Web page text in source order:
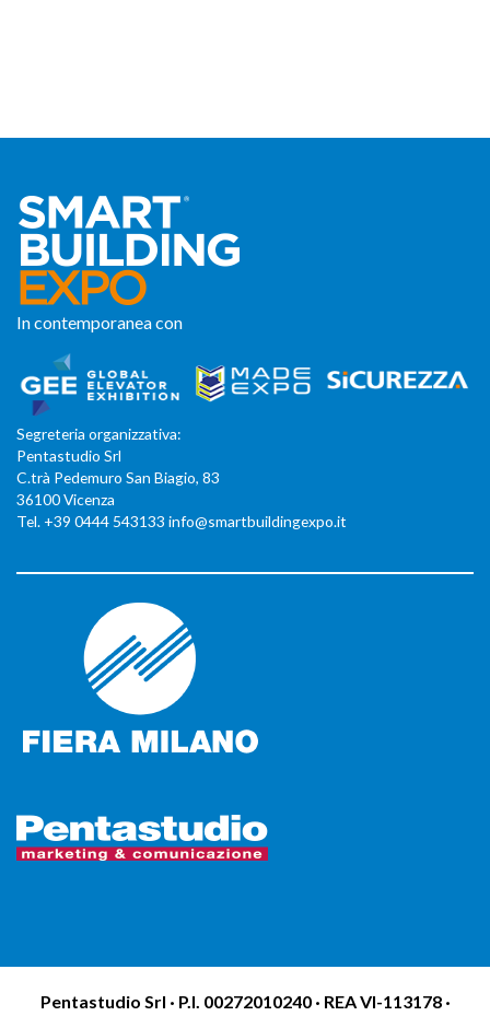
In contemporanea con
Segreteria organizzativa:
Pentastudio Srl
C.trà Pedemuro San Biagio, 83
36100 Vicenza
Tel. +39 0444 543133 info@smartbuildingexpo.it
Pentastudio Srl · P.I. 00272010240 · REA VI-113178 ·